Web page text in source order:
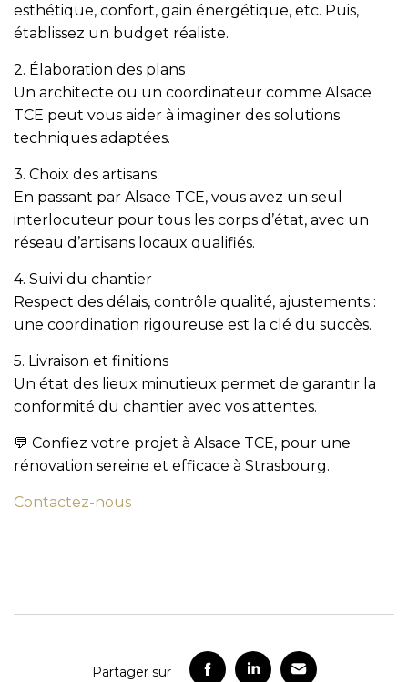
esthétique, confort, gain énergétique, etc. Puis,
établissez un budget réaliste.
2. Élaboration des plans
Un architecte ou un coordinateur comme Alsace
TCE peut vous aider à imaginer des solutions
techniques adaptées.
3. Choix des artisans
En passant par Alsace TCE, vous avez un seul
interlocuteur pour tous les corps d’état, avec un
réseau d’artisans locaux qualifiés.
4. Suivi du chantier
Respect des délais, contrôle qualité, ajustements :
une coordination rigoureuse est la clé du succès.
5. Livraison et finitions
Un état des lieux minutieux permet de garantir la
conformité du chantier avec vos attentes.
💬 Confiez votre projet à Alsace TCE, pour une
rénovation sereine et efficace à Strasbourg.
Contactez-nous
Partager sur